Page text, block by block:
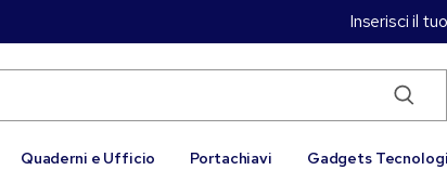
Inserisci il
Quaderni e Ufficio Portachiavi Gadgets